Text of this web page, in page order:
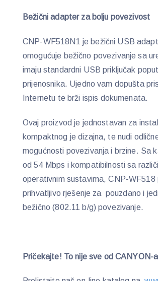
Bežični adapter za bolju povezivost
CNP-WF518N1 je bežični USB
omogućuje bežično povezivanje sa
imaju standardni USB priključak
prijenosnika. Ujedno vam dopušta
Internetu te brži ispis dokumenata.
Ovaj proizvod je jednostavan za
kompaktnog je dizajna, te nudi
mogućnosti povezivanja i brzine. Sa
od 54 Mbps i kompatibilnosti sa
operativnim sustavima, CNP-WF518
prihvatljivo rješenje za pouzdano i
bežično (802.11 b/g) povezivanje.
Pričekajte! To nije sve od CANYON-